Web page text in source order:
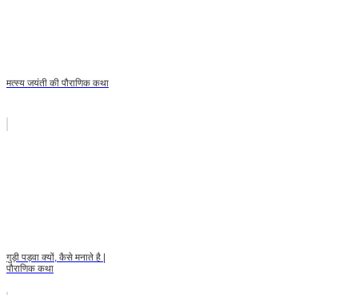
मत्स्य जयंती की पौराणिक कथा
गुड़ी पड़वा क्यों, कैसे मनाते है |
पौराणिक कथा